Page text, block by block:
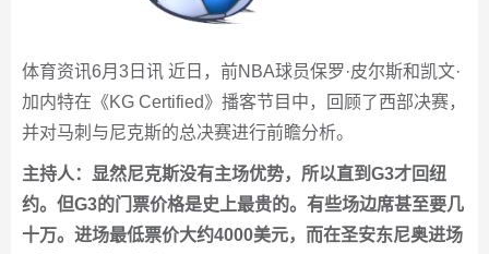
体育资讯6月3日讯 近日，前NBA球员保罗·皮尔斯和凯文·
加内特在《KG Certified》播客节目中，回顾了西部决赛，
并对马刺与尼克斯的总决赛进行前瞻分析。
主持人：显然尼克斯没有主场优势，所以直到G3才回纽
约。但G3的门票价格是史上最贵的。有些场边席甚至要几
十万。进场最低票价大约4000美元，而在圣安东尼奥进场